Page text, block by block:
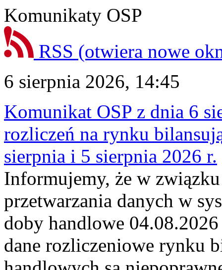
Komunikaty OSP
RSS (otwiera nowe
6 sierpnia 2026, 14:45
Komunikat OSP z dnia 6
rozliczeń na rynku
sierpnia i 5 sierpnia 2026 r.
Informujemy, że w
przetwarzania danych w
doby handlowe
dane rozliczeniowe rynku